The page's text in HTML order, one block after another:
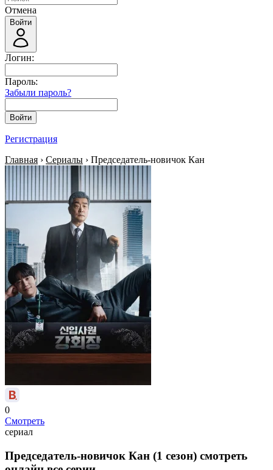
Отмена
Войти
Логин:
Пароль:
Забыли пароль?
Войти
Регистрация
Главная › Сериалы › Председатель-новичок Кан
0
Смотреть
сериал
Председатель-новичок Кан (1 сезон) смотреть